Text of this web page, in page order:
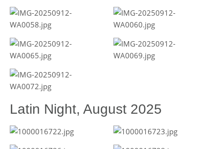
Latin Night, August 2025